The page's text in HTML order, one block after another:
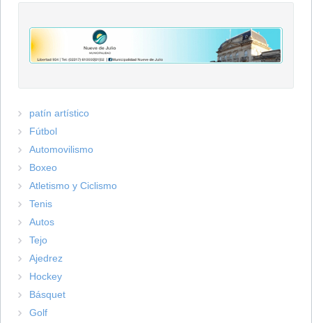
patín artístico
Fútbol
Automovilismo
Boxeo
Atletismo y Ciclismo
Tenis
Autos
Tejo
Ajedrez
Hockey
Básquet
Golf